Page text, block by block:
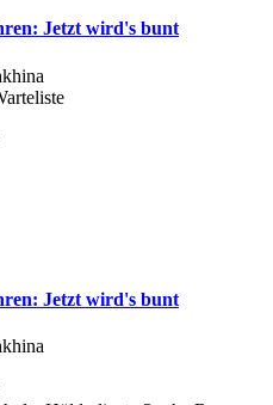
Jetzt wird's bunt
Jetzt wird's bunt